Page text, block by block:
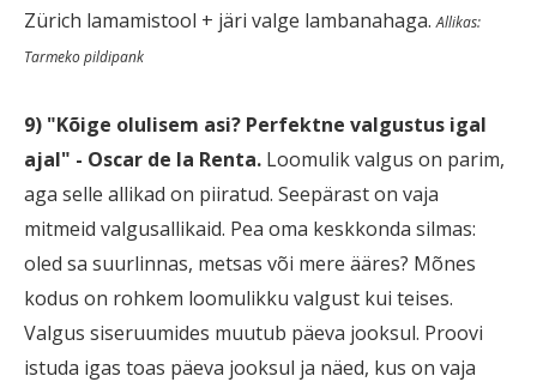
Zürich lamamistool + järi valge lambanahaga.Allikas:
Tarmeko pildipank
9) "Kõige olulisem asi? Perfektne valgustus igal
ajal" - Oscar de la Renta. Loomulik valgus on parim,
aga selle allikad on piiratud. Seepärast on vaja
mitmeid valgusallikaid. Pea oma keskkonda silmas:
oled sa suurlinnas, metsas või mere ääres? Mõnes
kodus on rohkem loomulikku valgust kui teises.
Valgus siseruumides muutub päeva jooksul. Proovi
istuda igas toas päeva jooksul ja näed, kus on vaja